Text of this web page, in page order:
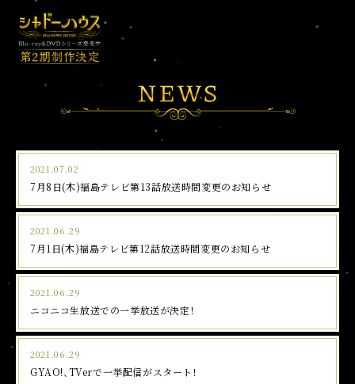
2021.07.02
7月8日(木)福島テレビ第13話放送時間変更のお知らせ
2021.06.29
7月1日(木)福島テレビ第12話放送時間変更のお知らせ
2021.06.29
ニコニコ生放送での一挙放送が決定！
2021.06.29
GYAO!、TVerで一挙配信がスタート！